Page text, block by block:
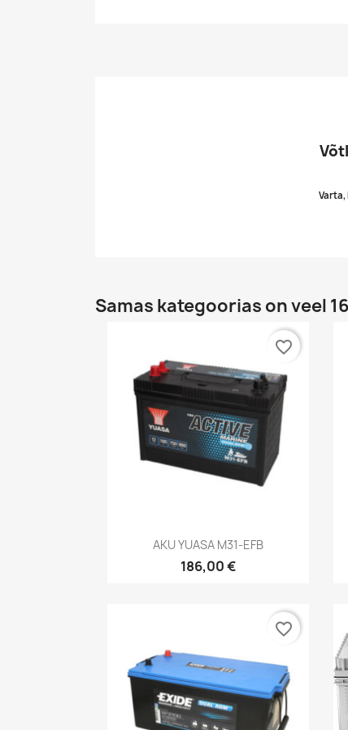
Varta,
Samas kategoorias on veel
 Kiirvaade
AKU YUASA M31-EFB
186,00 €
favorite_border
favorite_border